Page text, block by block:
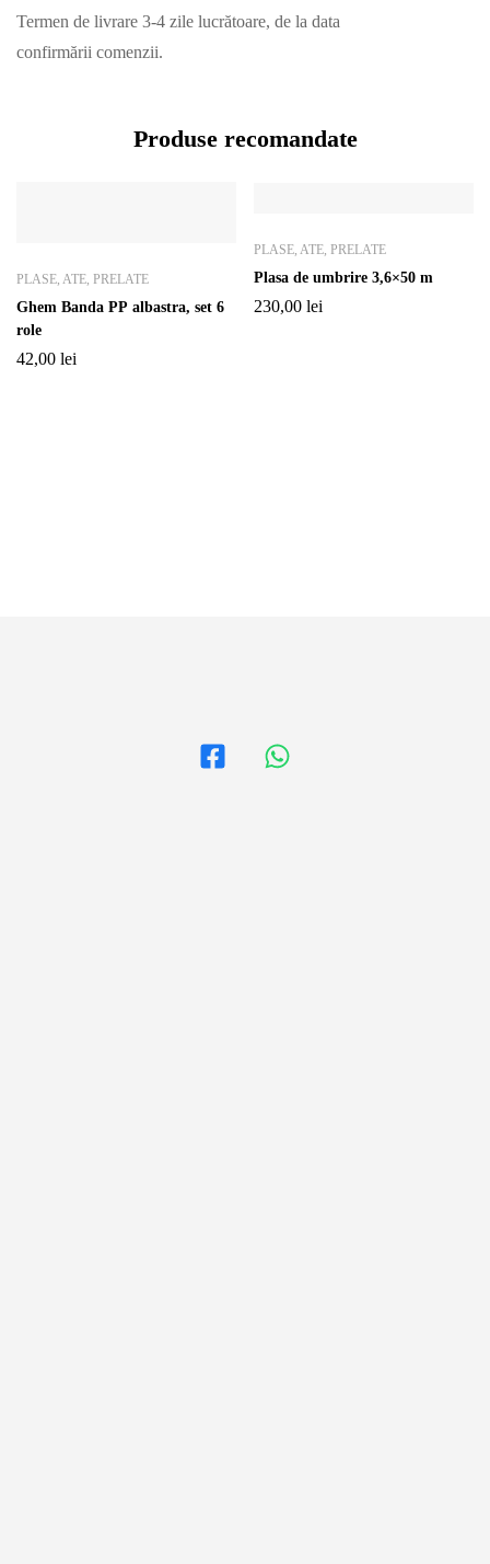
Termen de livrare 3-4 zile lucrătoare, de la data
confirmării comenzii.
Produse recomandate
PLASE, ATE, PRELATE
Ghem Banda PP albastra, set 6
role
42,00 lei
PLASE, ATE, PRELATE
Plasa de umbrire 3,6×50 m
230,00 lei